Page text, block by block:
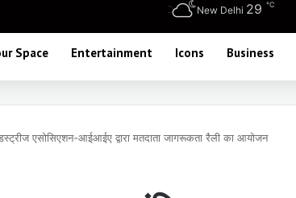
New Delhi 29 ℃
Space Entertainment Icons Business
एसोसिएशन-आईआईए द्वारा मतदाता जागरूकता रैली का आयोजन